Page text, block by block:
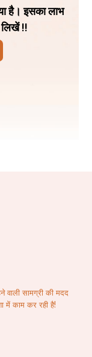
ସ୍ଥିତଃ ।। -(
ନାହିଁ ଏବଂ
ସେହି
ପରଂବ୍ରହ୍ମ
है। इसका लाभ
लिखें !!
वाली सामग्री की मदद
में काम कर रही है!